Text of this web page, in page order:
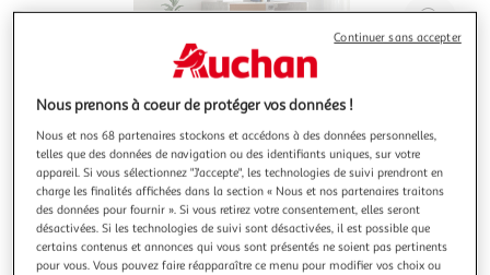
à
Illustration
précédente
Illustration
suivante
Nous prenons à coeur de protéger vos données !
Nous et nos 68 partenaires stockons et accédons à des données personnelles,
telles que des données de navigation ou des identifiants uniques, sur votre
appareil. Si vous sélectionnez "J'accepte", les technologies de suivi prendront en
charge les finalités affichées dans la section « Nous et nos partenaires traitons
des données pour fournir ». Si vous retirez votre consentement, elles seront
désactivées. Si les technologies de suivi sont désactivées, il est possible que
certains contenus et annonces qui vous sont présentés ne soient pas pertinents
pour vous. Vous pouvez faire réapparaître ce menu pour modifier vos choix ou
Continuer sans accepter